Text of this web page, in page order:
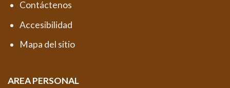
Contáctenos
Accesibilidad
Mapa del sitio
AREA PERSONAL